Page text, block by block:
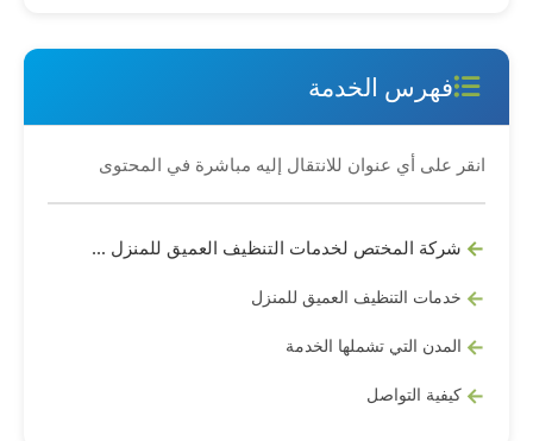
فهرس الخدمة
انقر على أي عنوان للانتقال إليه مباشرة في المحتوى
شركة المختص لخدمات التنظيف العميق للمنزل في المنطقة الشرقية
خدمات التنظيف العميق للمنزل
المدن التي تشملها الخدمة
كيفية التواصل